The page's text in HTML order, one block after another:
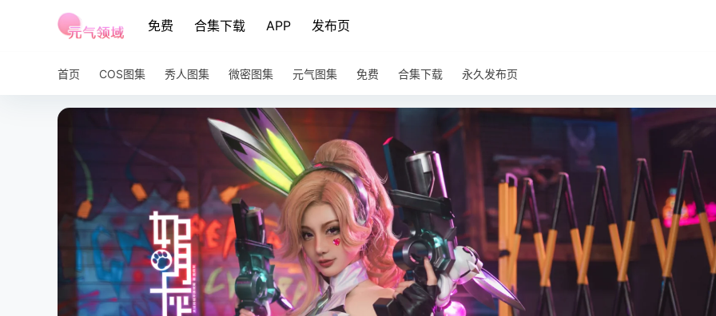
免费 合集下载 APP 发布页
首页 COS图集 秀人图集 微密图集 元气图集 免费 合集下载 永久发布页